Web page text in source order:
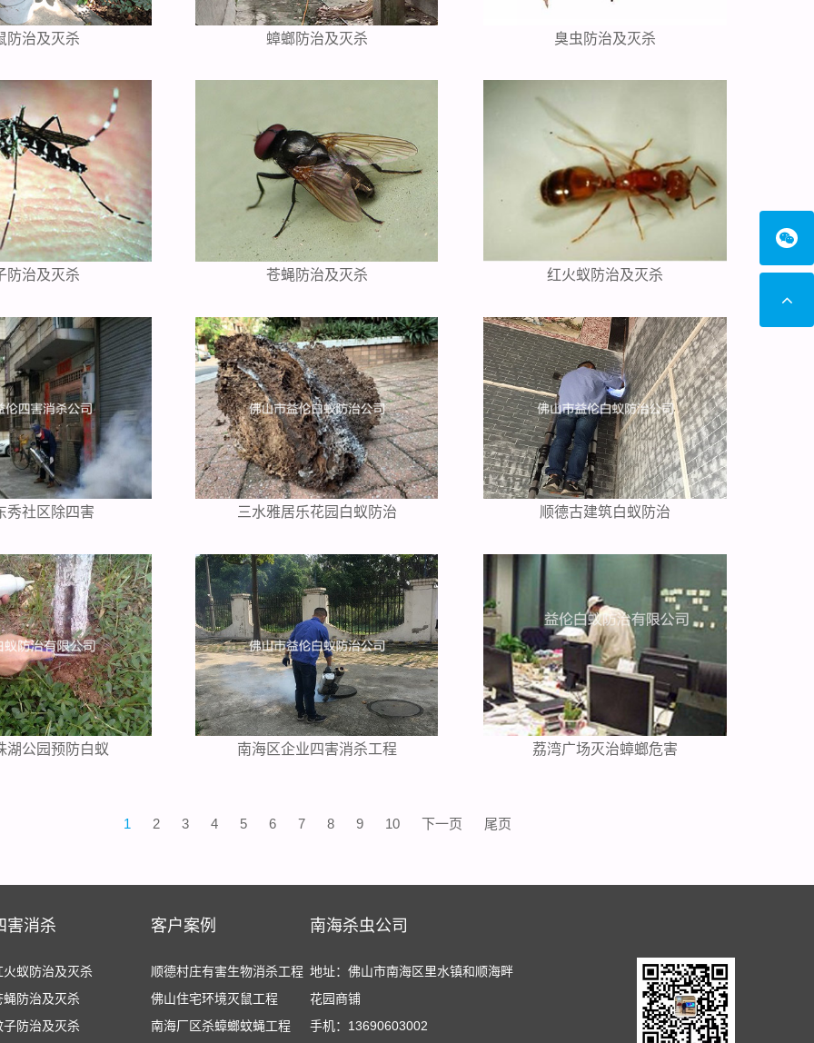
防治及灭杀 蟑螂防治及灭杀 臭虫防治及灭杀
防治及灭杀 苍蝇防治及灭杀 红火蚁防治及灭杀
秀社区除四害 三水雅居乐花园白蚁防治 顺德古建筑白蚁防治
湖公园预防白蚁 南海区企业四害消杀工程 荔湾广场灭治蟑螂危害
1 2 3 4 5 6 7 8 9 10 下一页 尾页
害消杀
火蚁防治及灭杀
蝇防治及灭杀
子防治及灭杀
客户案例
顺德村庄有害生物消杀工程
佛山住宅环境灭鼠工程
南海厂区杀蟑螂蚊蝇工程
南海杀虫公司
地址：佛山市南海区里水镇和顺海畔
花园商铺
手机：13690603002